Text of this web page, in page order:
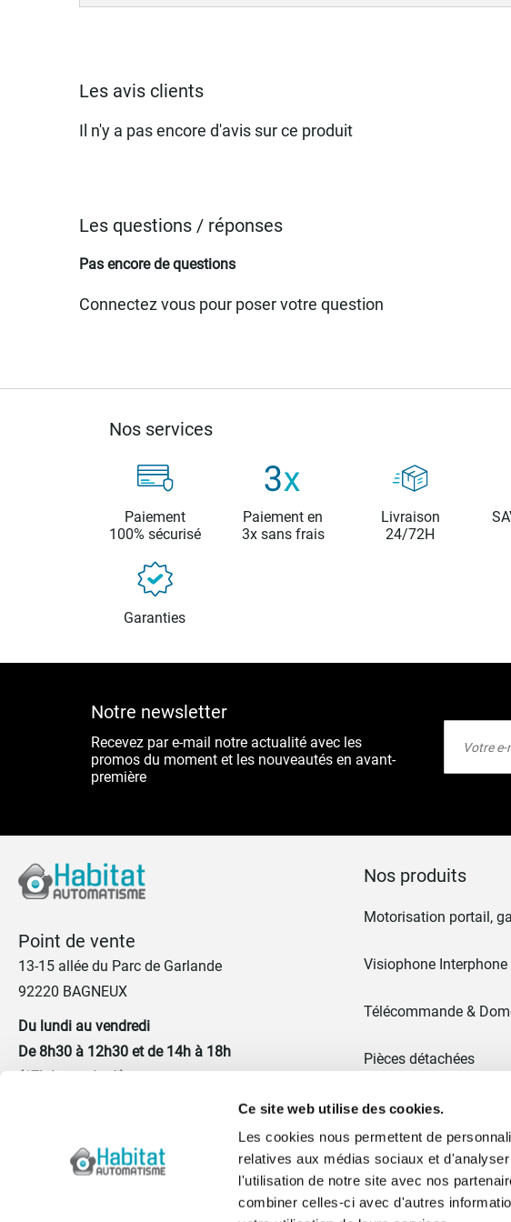
Ce site web utilise des cookies.
Les cookies nous permettent de
relatives aux médias sociaux et
l'utilisation de notre site avec nos
combiner celles-ci avec d'autres
Les avis clients
Il n'y a pas encore d'avis sur ce produit
Les questions / réponses
Pas encore de questions
Connectez vous pour poser votre question
Nos services
Paiement
100% sécurisé
Paiement en
3x sans frais
Livraison
24/72H
Garanties
Notre newsletter
Recevez par e-mail notre actualité avec les
promos du moment et les nouveautés en avant-
première
notre
:
Point de vente
13-15 allée du Parc de Garlande
92220 BAGNEUX
Du lundi au vendredi
De 8h30 à 12h30 et de 14h à 18h
Nous contacter
Nos produits
Motorisation portail,
Visiophone Interphone
Télécommande &
Pièces détachées
Promo
Portes & Portails
Blog